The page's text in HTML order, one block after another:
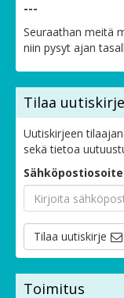
---
Seuraathan meitä
niin pysyt ajan
Tilaa
Uutiskirjeen
sekä tietoa
Sähköpostiosoite
Tilaa uutiskirje
Toimitus